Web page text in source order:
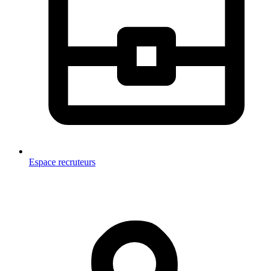
Espace recruteurs